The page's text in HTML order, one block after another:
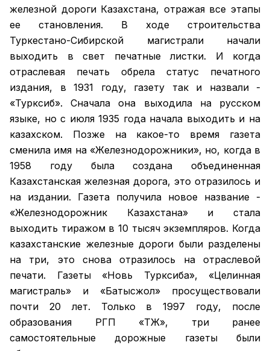
железной дороги Казахстана, отражая все этапы
ее становления. В ходе строительства
Туркестано-Сибирской магистрали начали
выходить в свет печатные листки. И когда
отраслевая печать обрела статус печатного
издания, в 1931 году, газету так и назвали -
«Турксиб». Сначала она выходила на русском
языке, но с июля 1935 года начала выходить и на
казахском. Позже на какое-то время газета
сменила имя на «Железнодорожники», но, когда в
1958 году была создана объединенная
Казахстанская железная дорога, это отразилось и
на издании. Газета получила новое название -
«Железнодорожник Казахстана» и стала
выходить тиражом в 10 тысяч экземпляров. Когда
казахстанские железные дороги были разделены
на три, это снова отразилось на отраслевой
печати. Газеты «Новь Турксиба», «Целинная
магистраль» и «Батысжол» просуществовали
почти 20 лет. Только в 1997 году, после
образования РГП «ҚТЖ», три ранее
самостоятельные дорожные газеты были